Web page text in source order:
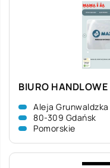
BIURO
Aleja
80-309 Gdańsk
Pomorskie